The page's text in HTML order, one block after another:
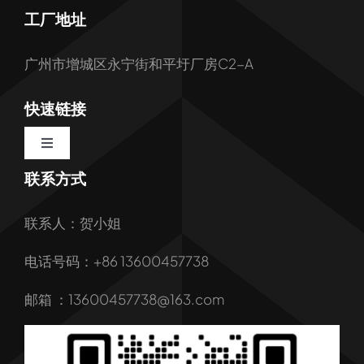
工厂地址
广州市增城区永宁街和平圩厂房C2-A
快速链接
Toggle
Navigation
首页
我们的服务
联系方式
联系人：贺小姐
电话号码：+86 13600457738
邮箱 ：13600457738@163.com